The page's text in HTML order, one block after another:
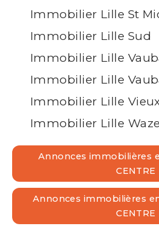
Immobilier Lille St
Immobilier Lille Sud
Immobilier Lille
Immobilier Lille
Immobilier Lille
Immobilier Lille
Annonces immobilières
CENTRE
Annonces immobilières
CENTRE